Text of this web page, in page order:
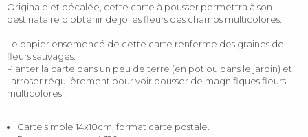
Originale et décalée, cette carte à pousser permettra à son
destinataire d'obtenir de jolies fleurs des champs multicolores.
Le papier ensemencé de cette carte renferme des graines de
fleurs sauvages.
Planter la carte dans un peu de terre (en pot ou dans le jardin) et
l'arroser régulièrement pour voir pousser de magnifiques fleurs
multicolores !
Carte simple 14x10cm, format carte postale.